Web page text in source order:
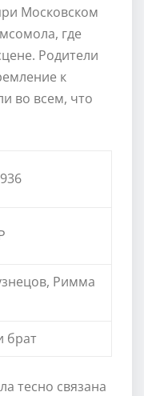
Московском
где
Родители
к
во всем, что
Римма
брат
тесно связана